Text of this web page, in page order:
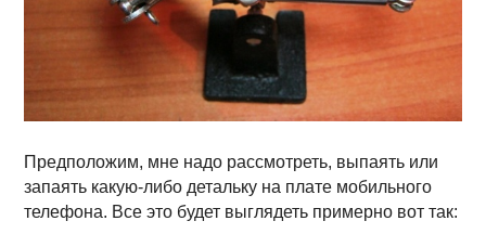
Предположим, мне надо рассмотреть, выпаять или
запаять какую-либо детальку на плате мобильного
телефона. Все это будет выглядеть примерно вот так: